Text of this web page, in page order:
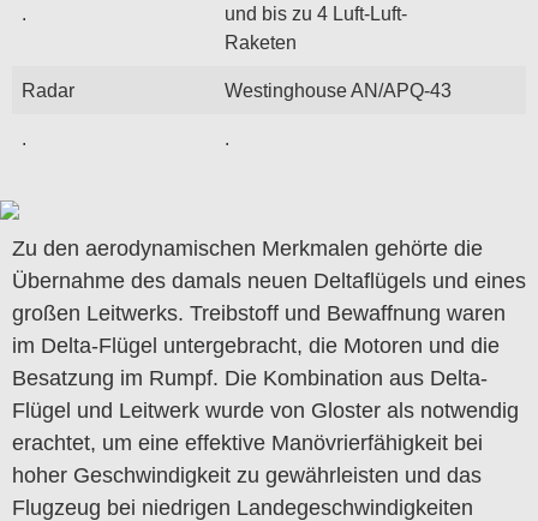
.
und bis zu 4 Luft-Luft-
Raketen
Radar Westinghouse AN/APQ-43
. .
Zu den aerodynamischen Merkmalen gehörte die
Übernahme des damals neuen Deltaflügels und eines
großen Leitwerks. Treibstoff und Bewaffnung waren
im Delta-Flügel untergebracht, die Motoren und die
Besatzung im Rumpf. Die Kombination aus Delta-
Flügel und Leitwerk wurde von Gloster als notwendig
erachtet, um eine effektive Manövrierfähigkeit bei
hoher Geschwindigkeit zu gewährleisten und das
Flugzeug bei niedrigen Landegeschwindigkeiten